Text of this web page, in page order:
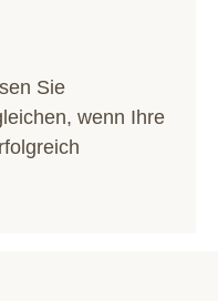
Sie
wenn Ihre